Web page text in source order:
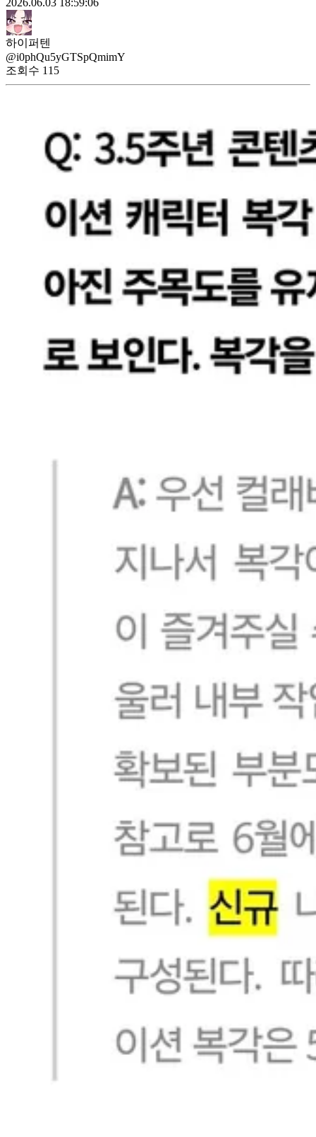
하이퍼텐
@i0phQu5yGTSpQmimY
조회수 115